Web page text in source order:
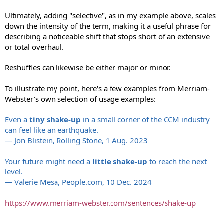
Ultimately, adding "selective", as in my example above, scales
down the intensity of the term, making it a useful phrase for
describing a noticeable shift that stops short of an extensive
or total overhaul.
Reshuffles can likewise be either major or minor.
To illustrate my point, here's a few examples from Merriam-
Webster's own selection of usage examples:
Even a tiny shake-up in a small corner of the CCM industry
can feel like an earthquake.
— Jon Blistein, Rolling Stone, 1 Aug. 2023
Your future might need a little shake-up to reach the next
level.
— Valerie Mesa, People.com, 10 Dec. 2024
https://www.merriam-webster.com/sentences/shake-up